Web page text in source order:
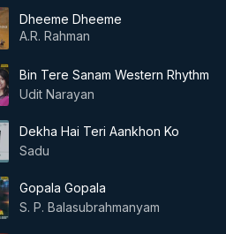
Dheeme Dheeme
A.R. Rahman
Bin Tere Sanam Western Rhythm
Udit Narayan
Dekha Hai Teri Aankhon Ko
Sadu
Gopala Gopala
S. P. Balasubrahmanyam